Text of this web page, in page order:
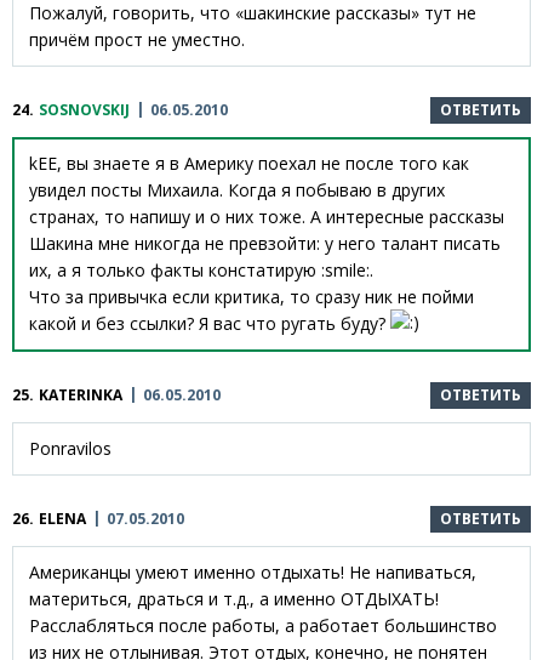
Пожалуй, говорить, что «шакинские рассказы» тут не
причём прост не уместно.
24. SOSNOVSKIJ 06.05.2010 ОТВЕТИТЬ
kEE, вы знаете я в Америку поехал не после того как
увидел посты Михаила. Когда я побываю в других
странах, то напишу и о них тоже. А интересные рассказы
Шакина мне никогда не превзойти: у него талант писать
их, а я только факты констатирую :smile:.
Что за привычка если критика, то сразу ник не пойми
какой и без ссылки? Я вас что ругать буду?
25. KATERINKA 06.05.2010 ОТВЕТИТЬ
Ponravilos
26. ELENA 07.05.2010 ОТВЕТИТЬ
Американцы умеют именно отдыхать! Не напиваться,
материться, драться и т.д., а именно ОТДЫХАТЬ!
Расслабляться после работы, а работает большинство
из них не отлынивая. Этот отдых, конечно, не понятен